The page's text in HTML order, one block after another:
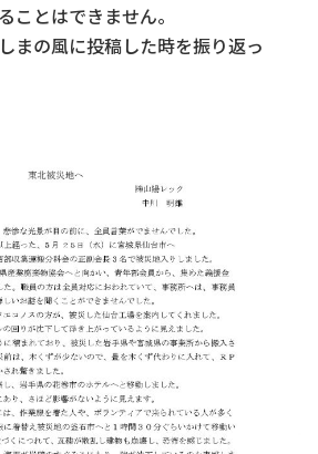
ことはできません。
まの風に投稿した時を振り返っ